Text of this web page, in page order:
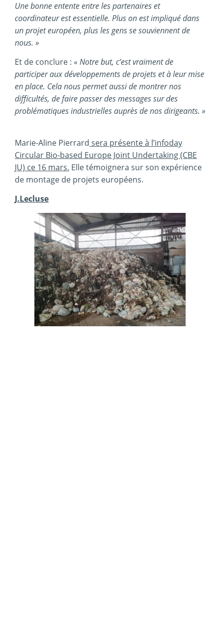
Une bonne entente entre les partenaires et
coordinateur est essentielle. Plus on est impliqué dans
un projet européen, plus les gens se souviennent de
nous. »
Et de conclure : « Notre but, c’est vraiment de
participer aux développements de projets et à leur mise
en place. Cela nous permet aussi de montrer nos
difficultés, de faire passer des messages sur des
problématiques industrielles auprès de nos dirigeants. »
Marie-Aline Pierrard sera présente à l’infoday
Circular Bio-based Europe Joint Undertaking (CBE
JU) ce 16 mars. Elle témoignera sur son expérience
de montage de projets européens.
J.Lecluse